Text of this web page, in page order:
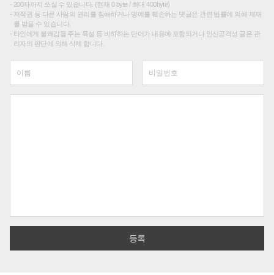
200자까지 쓰실 수 있습니다. (현재 0 byte / 최대 400byte)
저작권 등 다른 사람의 권리를 침해하거나 명예를 훼손하는 댓글은 관련 법률에 의해 제재
를 받을 수 있습니다.
타인에게 불쾌감을 주는 욕설 등 비하하는 단어가 내용에 포함되거나 인신공격성 글은 관
리자의 판단에 의해 삭제 합니다.